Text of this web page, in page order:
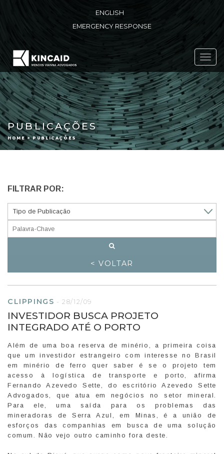
ENGLISH
EMERGENCY RESPONSE
PUBLICAÇÕES
HOME > PUBLICAÇÕES
FILTRAR POR:
< VOLTAR
CLIPPINGS - 28/12/09
INVESTIDOR BUSCA PROJETO
INTEGRADO ATÉ O PORTO
Além de uma boa reserva de minério, a primeira coisa
que um investidor estrangeiro com interesse no Brasil
em minério de ferro quer saber é se o projeto tem
acesso à logística de transporte e porto, afirma
Fernando Azevedo Sette, do escritório Azevedo Sette
Advogados, que atua em negócios no setor mineral.
Para ele, uma saída para os problemas das
mineradoras de Serra Azul, em Minas, é a união de
esforços das companhias em busca de uma solução
comum. Não vejo outro caminho fora deste.